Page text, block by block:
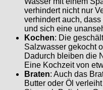
verhindert nicht nur
verhindert auch,
und sich eine
Kochen: Die
Salzwasser gekocht
Dadurch bleiben die
Eine Kochzeit von
Braten: Auch das
Butter oder Öl